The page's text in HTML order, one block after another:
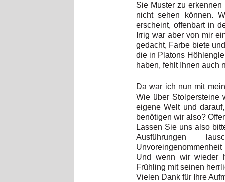
Sie Muster zu
nicht sehen können.
erscheint, offenbart in
Irrig war aber von mir
gedacht, Farbe biete
die in Platons
haben, fehlt Ihnen auch
Da war ich nun mit
Wie über Stolpersteine
eigene Welt und
benötigen wir also?
Lassen Sie uns also
Ausführungen
Und wenn wir wieder
Frühling mit seinen
Vielen Dank für Ihre